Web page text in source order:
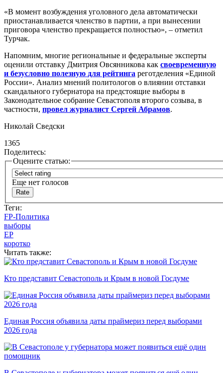
«В момент возбуждения уголовного дела автоматически
приостанавливается членство в партии, а при вынесении
приговора членство прекращается полностью», – отметил
Турчак.
Напомним, многие региональные и федеральные эксперты
оценили отставку Дмитрия Овсянникова как своевременную
и безусловно полезную для рейтинга реготделения «Единой
России». Анализ мнений политологов о влиянии отставки
скандального губернатора на предстоящие выборы в
Законодательное собрание Севастополя второго созыва, в
частности, провел журналист Сергей Абрамов.
Николай Сведски
1365
Поделитесь:
Оцените статью:
Еще нет голосов
Теги:
FP-Политика
выборы
ЕР
коротко
Читать также:
Кто представит Севастополь и Крым в новой Госдуме
Единая Россия объявила даты праймериз перед выборами
2026 года